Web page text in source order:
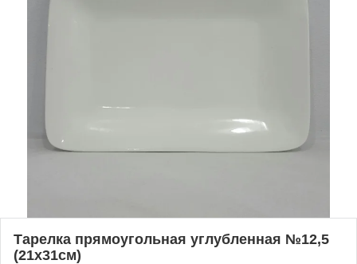
Тарелка прямоугольная углубленная №12,5
(21х31см)